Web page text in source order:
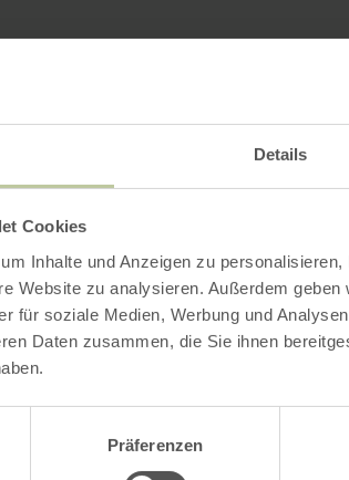
Details
Cookies
Inhalte und Anzeigen zu
Website zu analysieren. Außerdem
für soziale Medien, Werbung und
Daten zusammen, die Sie ihnen
Präferenzen